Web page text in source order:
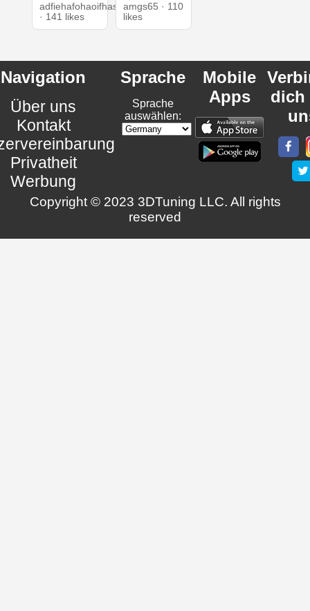
adfiehafohaoifhasd
· 141 likes
amgs65 · 110
likes
Navigation
Über uns
Kontakt
Privatheit
Werbung
Sprache
Sprache
auswählen:
Mobile
Apps
dich
Copyright © 2023 3DTuning LLC. All rights
reserved